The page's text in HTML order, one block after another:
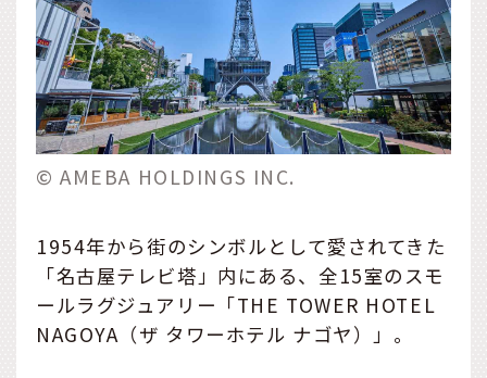
© AMEBA HOLDINGS INC.
1954年から街のシンボルとして愛されてきた
「名古屋テレビ塔」内にある、全15室のスモ
ールラグジュアリー「THE TOWER HOTEL
NAGOYA（ザ タワーホテル ナゴヤ）」。